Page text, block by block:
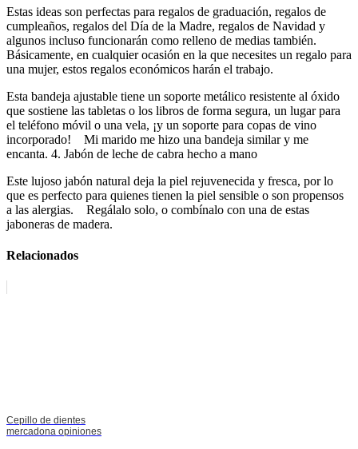
Estas ideas son perfectas para regalos de graduación, regalos de
cumpleaños, regalos del Día de la Madre, regalos de Navidad y
algunos incluso funcionarán como relleno de medias también.
Básicamente, en cualquier ocasión en la que necesites un regalo para
una mujer, estos regalos económicos harán el trabajo.
Esta bandeja ajustable tiene un soporte metálico resistente al óxido
que sostiene las tabletas o los libros de forma segura, un lugar para
el teléfono móvil o una vela, ¡y un soporte para copas de vino
incorporado! Mi marido me hizo una bandeja similar y me
encanta. 4. Jabón de leche de cabra hecho a mano
Este lujoso jabón natural deja la piel rejuvenecida y fresca, por lo
que es perfecto para quienes tienen la piel sensible o son propensos
a las alergias. Regálalo solo, o combínalo con una de estas
jaboneras de madera.
Relacionados
Cepillo de dientes
mercadona opiniones